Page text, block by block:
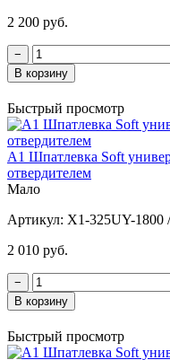
2 200 руб.
−
В корзину
Быстрый просмотр
A1 Шпатлевка Soft
отвердителем
Мало
Артикул: X1-325UY-1800
2 010 руб.
−
В корзину
Быстрый просмотр